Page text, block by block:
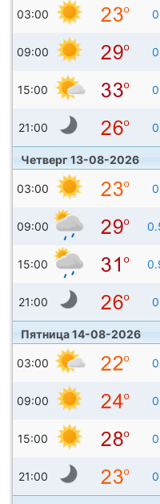
03:00
09:00
15:00
21:00
Четверг 13-08-2026
03:00
09:00
15:00
21:00
Пятница 14-08-2026
03:00
09:00
15:00
21:00